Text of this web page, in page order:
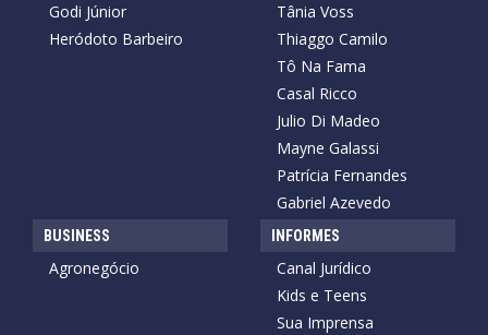
Godi Júnior
Heródoto Barbeiro
Tânia Voss
Thiaggo Camilo
Tô Na Fama
Casal Ricco
Julio Di Madeo
Mayne Galassi
Patrícia Fernandes
Gabriel Azevedo
BUSINESS
Agronegócio
INFORMES
Canal Jurídico
Kids e Teens
Sua Imprensa